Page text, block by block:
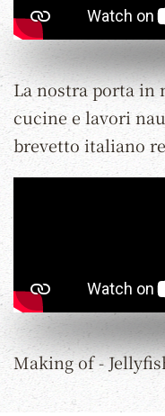
La nostra porta in
cucine e lavori
brevetto italiano
Making of -